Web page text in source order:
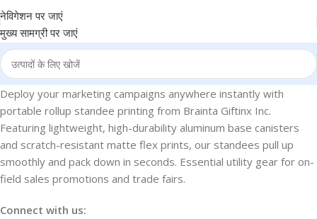
नेविगेशन पर जाएं
मुख्य सामग्री पर जाएं
Deploy your marketing campaigns anywhere instantly with
portable rollup standee printing from Brainta Giftinx Inc.
Featuring lightweight, high-durability aluminum base canisters
and scratch-resistant matte flex prints, our standees pull up
smoothly and pack down in seconds. Essential utility gear for on-
field sales promotions and trade fairs.
Connect with us: